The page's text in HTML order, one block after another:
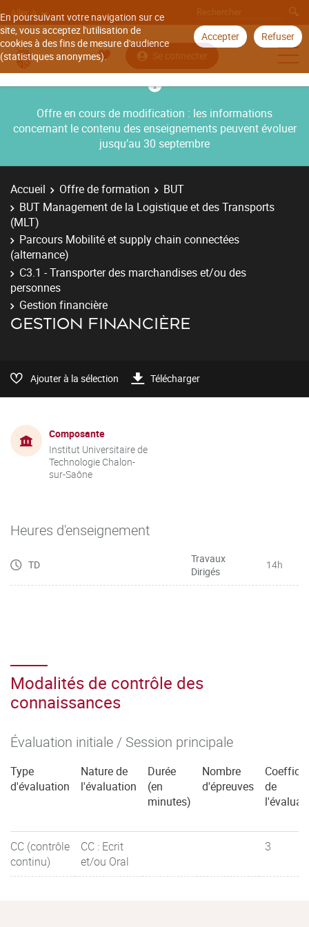
En poursuivant votre navigation sur ce
site, vous acceptez l'utilisation de
cookies à des fins de mesure d'audience
(statistiques anonymes).
Accepter Refuser
Aller à
Se connecter
Offre en cours de modification : les informations
concernant le contenu des enseignements peuvent évoluer
jusqu’au 30 septembre
Accueil Offre de formation
BUT
BUT Management de la Logistique et des Transports
(MLT)
Parcours Mobilité et supply chain connectées
(alternance)
C3.1 - Transporter des marchandises et/ou des
personnes
Gestion financière
GESTION FINANCIÈRE
Ajouter à la sélection Télécharger
Composante
Institut Universitaire de
Technologie Chalon-
sur-Saône
Heures d'enseignement
TD
Travaux
Dirigés
14h
Modalités de contrôle des
connaissances
Évaluation initiale / Session principale
Type
d'évaluation
Nature de
l'évaluation
Durée
(en
minutes)
Nombre
d'épreuves
de
CC (contrôle
continu)
CC : Ecrit
et/ou Oral
3